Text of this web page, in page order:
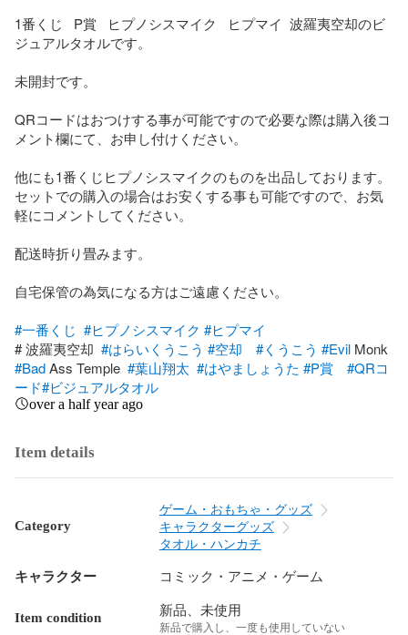
1番くじ   P賞   ヒプノシスマイク   ヒプマイ  波羅夷空却のビ
ジュアルタオルです。
未開封です。
QRコードはおつけする事が可能ですので必要な際は購入後コ
メント欄にて、お申し付けください。
他にも1番くじヒプノシスマイクのものを出品しております。
セットでの購入の場合はお安くする事も可能ですので、お気
軽にコメントしてください。
配送時折り畳みます。
自宅保管の為気になる方はご遠慮ください。
#一番くじ #ヒプノシスマイク #ヒプマイ
# 波羅夷空却 #はらいくうこう #空却 #くうこう #Evil
#Bad Ass Temple #葉山翔太 #はやましょうた #P賞
#QRコ
ード#ビジュアルタオル
over a half year ago
Item details
Category
ゲーム・おもちゃ・グッズ
キャラクターグッズ
タオル・ハンカチ
キャラクター コミック・アニメ・ゲーム
Item condition 新品、未使用
新品で購入し、一度も使用していない